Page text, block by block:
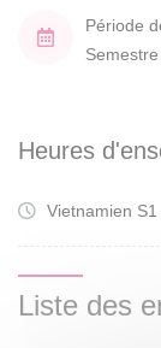
Période
Semestre
Heures
Vietnamien
Liste des